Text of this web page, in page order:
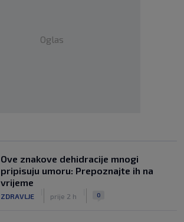
Oglas
Ove znakove dehidracije mnogi
pripisuju umoru: Prepoznajte ih na
vrijeme
ZDRAVLJE prije 2 h 0